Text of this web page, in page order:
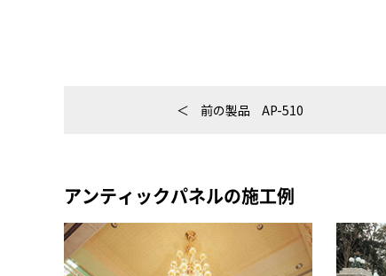
前の製品 AP-510
アンティックパネルの施工例